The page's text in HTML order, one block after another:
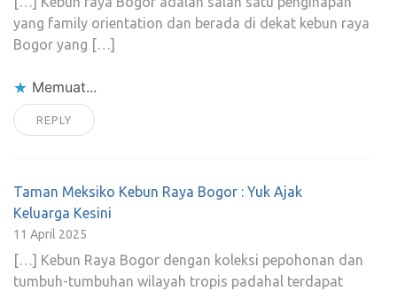
yang family orientation dan berada di dekat kebun raya
Bogor yang […]
Memuat...
REPLY
Taman Meksiko Kebun Raya Bogor : Yuk Ajak
Keluarga Kesini
11 April 2025
[…] Kebun Raya Bogor dengan koleksi pepohonan dan
tumbuh-tumbuhan wilayah tropis padahal terdapat